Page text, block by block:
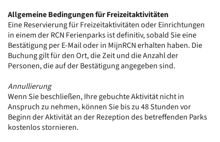
Allgemeine Bedingungen für Freizeitaktivitäten
Eine Reservierung für Freizeitaktivitäten oder Einrichtungen
in einem der RCN Ferienparks ist definitiv, sobald Sie eine
Bestätigung per E-Mail oder in MijnRCN erhalten haben. Die
Buchung gilt für den Ort, die Zeit und die Anzahl der
Personen, die auf der Bestätigung angegeben sind.
Annullierung
Wenn Sie beschließen, Ihre gebuchte Aktivität nicht in
Anspruch zu nehmen, können Sie bis zu 48 Stunden vor
Beginn der Aktivität an der Rezeption des betreffenden Parks
kostenlos stornieren.